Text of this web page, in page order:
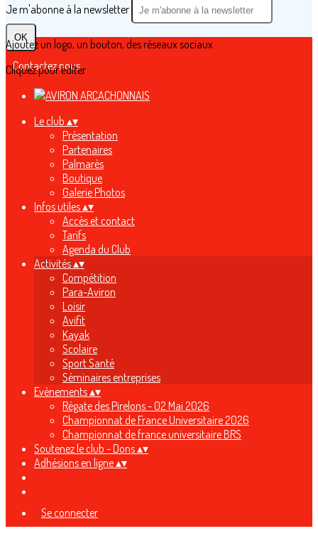
Je m'abonne à la newsletter
OK
Contactez nous
Ajoutez un logo, un bouton, des réseaux sociaux
Cliquez pour éditer
Le club ▴▾
Présentation
Partenaires
Palmarès
Boutique
Galerie Photos
Infos utiles▴▾
Accès et contact
Tarifs
Agenda du Club
Activités▴▾
Compétition
Para-Aviron
Loisir
Avifit
Kayak
Scolaire
Sport Santé
Séminaires entreprises
Evènements▴▾
Régate des Pirelons - 02 Mai 2026
Championnat de France Universitaire 2026
Championnat de france universitaire BRS
Soutenez le club - Dons▴▾
Adhésions en ligne▴▾
Se connecter